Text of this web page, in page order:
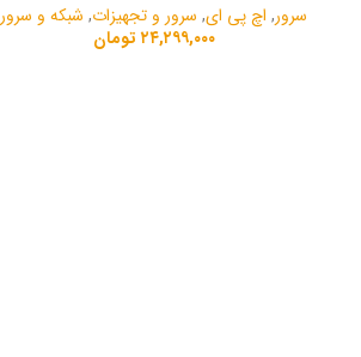
سرور, اچ پی ای, سرور و تجهیزات, شبکه و سرور
۲۴,۲۹۹,۰۰۰ تومان